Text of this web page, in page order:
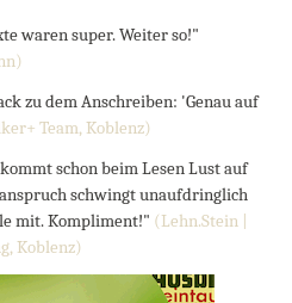
waren super. Weiter so!"
zu dem Anschreiben: 'Genau auf
Team, Koblenz)
schon beim Lesen Lust auf
schwingt unaufdringlich
mit. Kompliment!" (Lehn.Stein |
Koblenz)